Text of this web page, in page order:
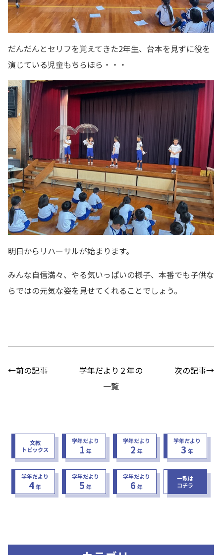
だんだんとセリフを覚えてきた2年生、台本を見ずに役を
演じている児童もちらほら・・・
明日からリハーサルが始まります。
みんな自信満々、やる気いっぱいの様子、本番でも子供な
らではの元気な姿を見せてくれることでしょう。
←前の記事
学年だより２年の
一覧
次の記事→
文教
トピックス
学年だより
1 年
学年だより
2 年
学年だより
3 年
学年だより
4年
学年だより
5 年
学年だより
6 年
一覧は
コチラ